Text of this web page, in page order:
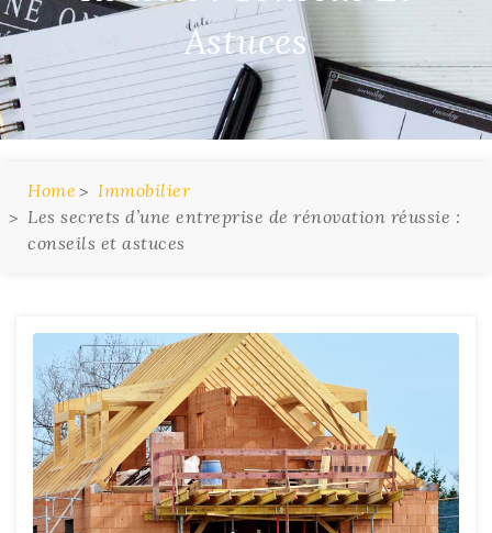
Astuces
Home
Immobilier
Les secrets d’une entreprise de rénovation réussie :
conseils et astuces